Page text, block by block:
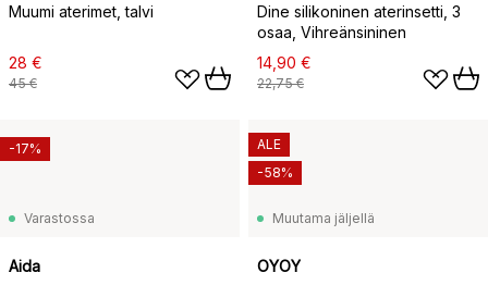
Muumi aterimet, talvi
28 €
45 €
Dine silikoninen aterinsetti, 3
osaa, Vihreänsininen
14,90 €
22,75 €
Varastossa
Aida
-17%
Muutama jäljellä
OYOY
ALE
-58%